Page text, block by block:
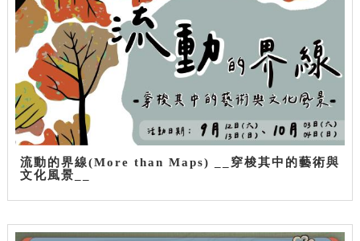
流動的界線(More than Maps) __穿梭其中的藝術與
文化風景__